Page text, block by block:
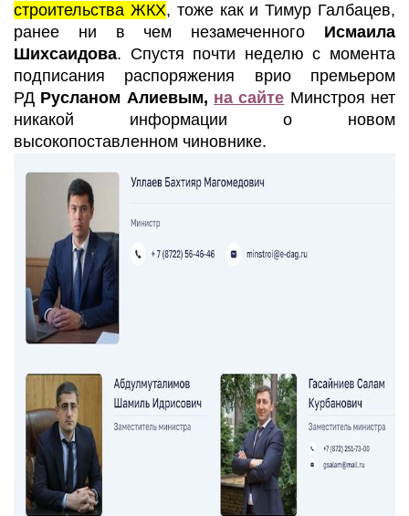
строительства ЖКХ, тоже как и Тимур Галбацев,
ранее ни в чем незамеченного Исмаила
Шихсаидова. Спустя почти неделю с момента
подписания распоряжения врио премьером
РД Русланом Алиевым, на сайте Минстроя нет
никакой информации о новом
высокопоставленном чиновнике.